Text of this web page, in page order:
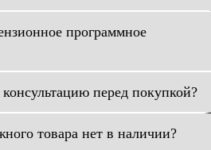
программное
перед покупкой?
товара нет в наличии?